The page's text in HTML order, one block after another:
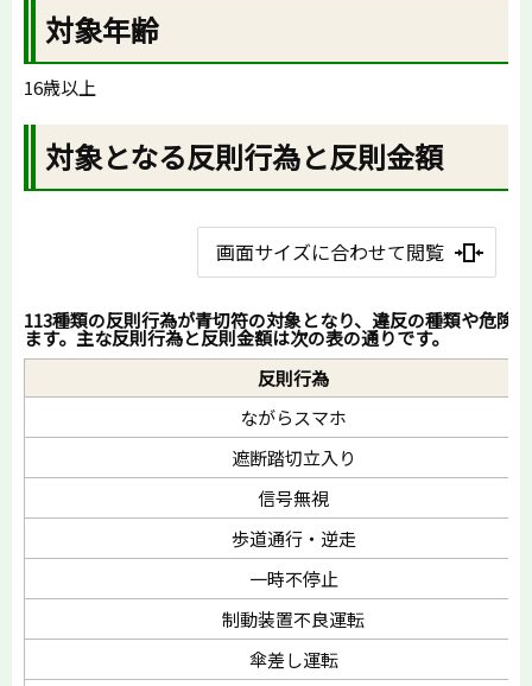
対象年齢
16歳以上
対象となる反則行為と反則金額
画面サイズに合わせて閲覧
113種類の反則行為が青切符の対象となり、違反の種類や危険
ます。主な反則行為と反則金額は次の表の通りです。
反則行為
ながらスマホ
遮断踏切立入り
信号無視
歩道通行・逆走
一時不停止
制動装置不良運転
傘差し運転